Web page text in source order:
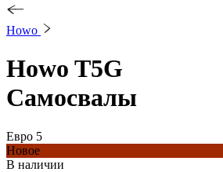
Howo
Howo T5G
Самосвалы
Евро 5
Новое
В наличии